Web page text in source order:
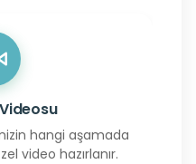
hangi aşamada
video hazırlanır.